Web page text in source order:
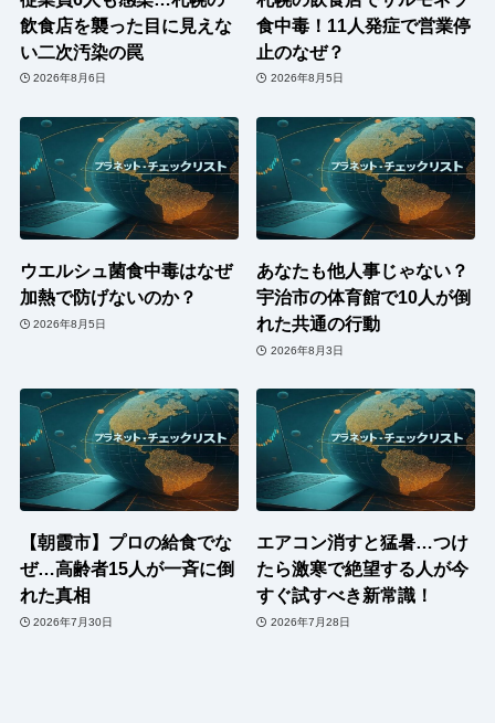
飲食店を襲った目に見えな
い二次汚染の罠
2026年8月6日
食中毒！11人発症で営業停
止のなぜ？
2026年8月5日
ウエルシュ菌食中毒はなぜ
加熱で防げないのか？
2026年8月5日
あなたも他人事じゃない？
宇治市の体育館で10人が倒
れた共通の行動
2026年8月3日
【朝霞市】プロの給食でな
ぜ…高齢者15人が一斉に倒
れた真相
2026年7月30日
エアコン消すと猛暑…つけ
たら激寒で絶望する人が今
すぐ試すべき新常識！
2026年7月28日